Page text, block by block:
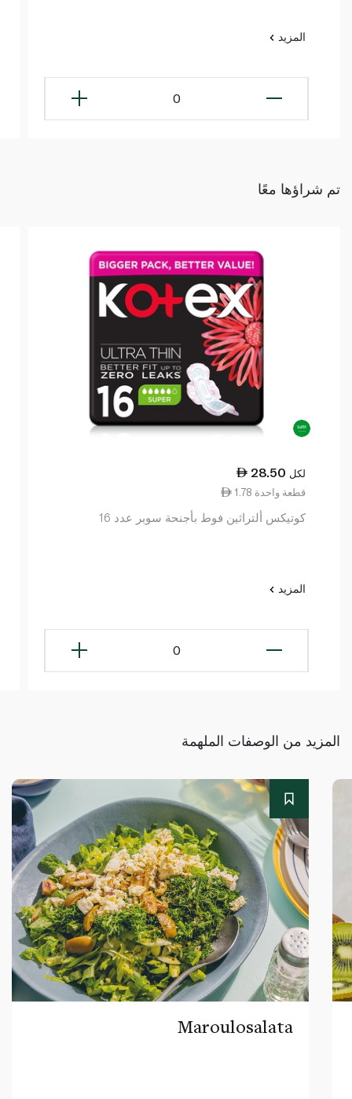
المزيد
0
تم شراؤها معًا
28.50 لكل
1.78 قطعة واحدة
كوتيكس ألتراثين فوط بأجنحة سوبر عدد 16
المزيد
0
المزيد من الوصفات الملهمة
Maroulosalata